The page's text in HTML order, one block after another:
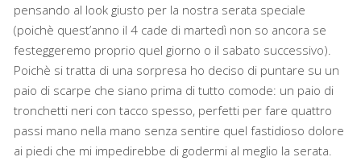
pensando al look giusto per la nostra serata speciale
(poichè quest’anno il 4 cade di martedì non so ancora se
festeggeremo proprio quel giorno o il sabato successivo).
Poichè si tratta di una sorpresa ho deciso di puntare su un
paio di scarpe che siano prima di tutto comode: un paio di
tronchetti neri con tacco spesso, perfetti per fare quattro
passi mano nella mano senza sentire quel fastidioso dolore
ai piedi che mi impedirebbe di godermi al meglio la serata.